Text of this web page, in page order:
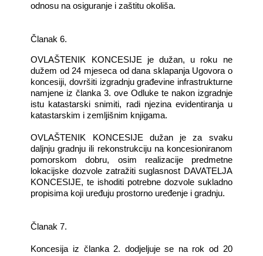
odnosu na osiguranje i zaštitu okoliša.
Članak 6.
OVLAŠTENIK KONCESIJE je dužan, u roku ne
dužem od 24 mjeseca od dana sklapanja Ugovora o
koncesiji, dovršiti izgradnju građevine infrastrukturne
namjene iz članka 3. ove Odluke te nakon izgradnje
istu katastarski snimiti, radi njezina evidentiranja u
katastarskim i zemljišnim knjigama.
OVLAŠTENIK KONCESIJE dužan je za svaku
daljnju gradnju ili rekonstrukciju na koncesioniranom
pomorskom dobru, osim realizacije predmetne
lokacijske dozvole zatražiti suglasnost DAVATELJA
KONCESIJE, te ishoditi potrebne dozvole sukladno
propisima koji uređuju prostorno uređenje i gradnju.
Članak 7.
Koncesija iz članka 2. dodjeljuje se na rok od 20